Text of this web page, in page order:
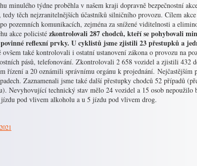
minulého týdne proběhla v našem kraji dopravně bezpečnostní
těch nejzranitelnějších účastníků silničního provozu. Cílem
pozemních komunikacích, zejména za snížené viditelnosti a
akce policisté zkontrolovali 287 chodců, kteří se pohybovali
reflexní prvky. U cyklistů jsme zjistili 23 přestupků a
ovšem také kontrolovali i ostatní ustanovení zákona o provozu na
pásů, telefonování. Zkontrolovali 2 658 vozidel a zjistili 432
řízení a 20 oznámili správnímu orgánu k projednání. Nejčastějším
Zaznamenali jsme také další přestupky chodců 52 případů
Nevyhovující technický stav mělo 24 vozidel a 15 osob
pod vlivem alkoholu a u 5 jízdu pod vlivem drog.